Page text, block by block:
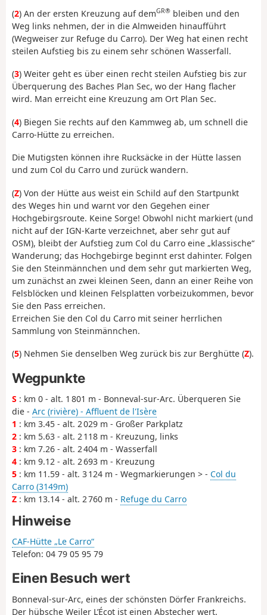
(2) An der ersten Kreuzung auf demGR® bleiben und den
Weg links nehmen, der in die Almweiden hinaufführt
(Wegweiser zur Refuge du Carro). Der Weg hat einen recht
steilen Aufstieg bis zu einem sehr schönen Wasserfall.
(3) Weiter geht es über einen recht steilen Aufstieg bis zur
Überquerung des Baches Plan Sec, wo der Hang flacher
wird. Man erreicht eine Kreuzung am Ort Plan Sec.
(4) Biegen Sie rechts auf den Kammweg ab, um schnell die
Carro-Hütte zu erreichen.
Die Mutigsten können ihre Rucksäcke in der Hütte lassen
und zum Col du Carro und zurück wandern.
(Z) Von der Hütte aus weist ein Schild auf den Startpunkt
des Weges hin und warnt vor den Gegehen einer
Hochgebirgsroute. Keine Sorge! Obwohl nicht markiert (und
nicht auf der IGN-Karte verzeichnet, aber sehr gut auf
OSM), bleibt der Aufstieg zum Col du Carro eine „klassische“
Wanderung; das Hochgebirge beginnt erst dahinter. Folgen
Sie den Steinmännchen und dem sehr gut markierten Weg,
um zunächst an zwei kleinen Seen, dann an einer Reihe von
Felsblöcken und kleinen Felsplatten vorbeizukommen, bevor
Sie den Pass erreichen.
Erreichen Sie den Col du Carro mit seiner herrlichen
Sammlung von Steinmännchen.
(5) Nehmen Sie denselben Weg zurück bis zur Berghütte (Z).
Wegpunkte
S : km 0 - alt. 1 801 m - Bonneval-sur-Arc. Überqueren Sie
die - Arc (rivière) - Affluent de l'Isère
1 : km 3.45 - alt. 2 029 m - Großer Parkplatz
2 : km 5.63 - alt. 2 118 m - Kreuzung, links
3 : km 7.26 - alt. 2 404 m - Wasserfall
4 : km 9.12 - alt. 2 693 m - Kreuzung
5 : km 11.59 - alt. 3 124 m - Wegmarkierungen > - Col du
Carro (3149m)
Z : km 13.14 - alt. 2 760 m - Refuge du Carro
Hinweise
CAF-Hütte „Le Carro“
Telefon: 04 79 05 95 79
Einen Besuch wert
Bonneval-sur-Arc, eines der schönsten Dörfer Frankreichs.
Der hübsche Weiler L’Écot ist einen Abstecher wert.